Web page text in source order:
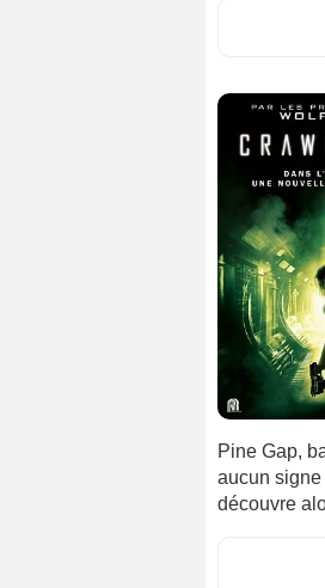
Pine Gap,
aucun signe
découvre